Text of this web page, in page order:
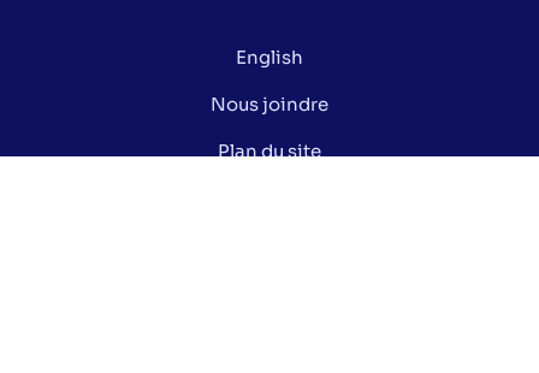
English
Nous joindre
Plan du site